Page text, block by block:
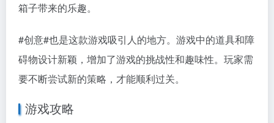
箱子带来的乐趣。
#创意#也是这款游戏吸引人的地方。游戏中的道具和障
碍物设计新颖，增加了游戏的挑战性和趣味性。玩家需
要不断尝试新的策略，才能顺利过关。
游戏攻略